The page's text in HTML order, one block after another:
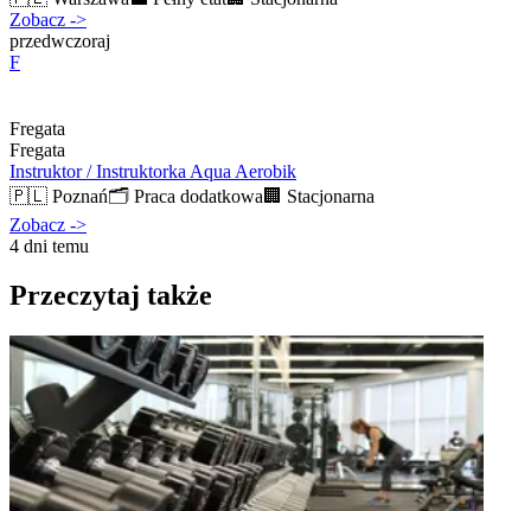
Zobacz ->
przedwczoraj
F
Fregata
Fregata
Instruktor / Instruktorka Aqua Aerobik
🇵🇱 Poznań🗂️ Praca dodatkowa 🏢 Stacjonarna
Zobacz ->
4 dni temu
Przeczytaj także